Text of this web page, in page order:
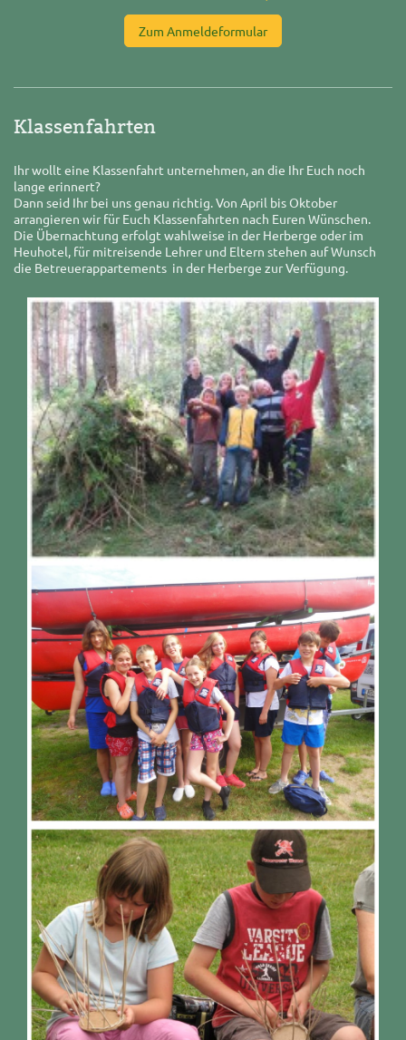
Zum Anmeldeformular
Klassenfahrten
Ihr wollt eine Klassenfahrt unternehmen, an die Ihr Euch noch
lange erinnert?
Dann seid Ihr bei uns genau richtig. Von April bis Oktober
arrangieren wir für Euch Klassenfahrten nach Euren Wünschen.
Die Übernachtung erfolgt wahlweise in der Herberge oder im
Heuhotel, für mitreisende Lehrer und Eltern stehen auf Wunsch
die Betreuerappartements in der Herberge zur Verfügung.